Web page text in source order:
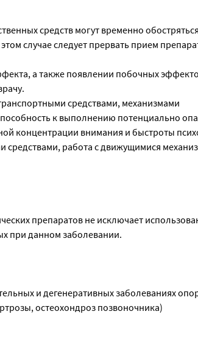
средств могут временно
случае следует прервать прием
а также появлении побочных
средствами, механизмами
к выполнению потенциально
концентрации внимания и быстроты
средствами, работа с движущимися
препаратов не исключает
при данном заболевании.
и дегенеративных заболеваниях
остеохондроз позвоночника)